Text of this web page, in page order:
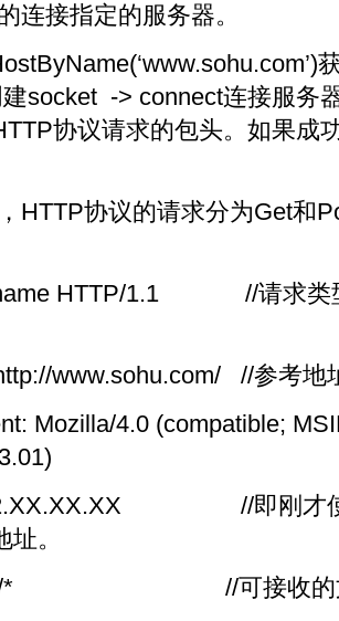
连接指定的服务器。
socket -> connect连接服务
协议请求的包头。如果成
HTTP协议的请求分为Get和
HTTP/1.1 //请求类
www.sohu.com/ //参考地
Mozilla/4.0 (compatible;
//即刚才使
。
*/* //可接收的文